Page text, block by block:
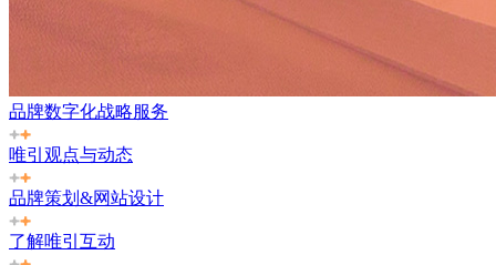
品牌数字化战略服务
唯引观点与动态
品牌策划&网站设计
了解唯引互动